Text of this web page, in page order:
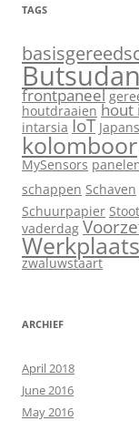
TAGS
frontpaneel
houtdraaien hout
intarsia IoT
kolomboor
MySensors
schappen Schaven
Schuurpapier
vaderdag
Werkplaats
zwaluwstaart
ARCHIEF
April 2018
June 2016
May 2016